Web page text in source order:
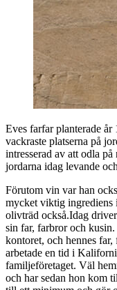
Eves farfar planterade
vackraste platserna på
intresserad av att odla
jordarna idag levande
Förutom vin var han
mycket viktig ingrediens
olivträd också.Idag
sin far, farbror och
kontoret, och hennes
arbetade en tid i
familjeföretaget. Väl
och har sedan hon kom